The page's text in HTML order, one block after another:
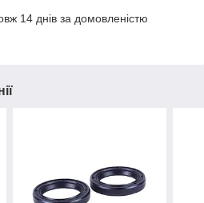
14 днів за домовленістю